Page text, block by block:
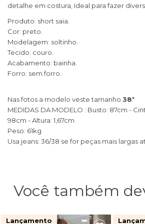
detalhe em costura, Ideal para fazer
Produto: short saia.
Cor: preto.
Modelagem: soltinho.
Tecido: couro.
Acabamento: bainha.
Forro: sem forro.
Nas fotos a modelo veste tamanho 38*
​MEDIDAS DA MODELO : Busto: 87cm -
98cm - Altura: 1,67cm
Peso: 61kg
Usa jeans: 36/38 se for peças mais largas
Você também
Lançamento